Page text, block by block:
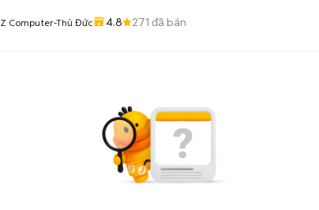
Z Computer-Thủ Đức 4.8 271 đã bán